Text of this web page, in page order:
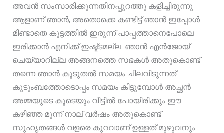
അവൻ സംസാരിക്കുന്നതിനപ്പുറത്തു കളിച്ചിരുന്നു
ആളാണ് ഞാൻ, അതൊക്കെ കണ്ടിട്ട് ഞാൻ ഇപ്പോൾ
മിണ്ടാതെ കൂട്ടത്തിൽ ഇരുന്ന് പാപ്പത്താനെപോലെ
ഇരിക്കാൻ എനിക്ക് ഇഷ്ട്ടമല്ല. ഞാൻ എൻജോയ്
ചെയ്യാറില്ല അങ്ങനത്തെ സഭകൾ അതുകൊണ്ട്
തന്നെ ഞാൻ കൂടുതൽ സമയം ചിലവിടുന്നത്
കുടുംബത്തോടൊപ്പം സമയം കിട്ടുമ്പോൾ അച്ഛൻ
അമ്മയുടെ കൂടെയും വീട്ടിൽ പോയിരിക്കും ഈ
കഴിഞ്ഞ മൂന്ന് നാല് വർഷം അതുകൊണ്ട്
സുഹൃതങ്ങൾ വളരെ കുറവാണ് ഉള്ളത് മുഴുവനും